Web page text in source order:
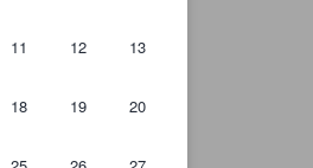
11 12 13
18 19 20
+116 asiakaskuvaa